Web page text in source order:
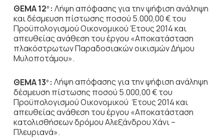
ΘΕΜΑ 12ο : Λήψη απόφασης για την ψήφιση ανάληψη
και δέσμευση πίστωσης ποσού 5.000,00 € του
Προϋπολογισμού Οικονομικού Έτους 2014 και
απευθείας ανάθεση του έργου «Αποκατάσταση
πλακόστρωτων Παραδοσιακών οικισμών Δήμου
Μυλοποτάμου».
ΘΕΜΑ 13ο : Λήψη απόφασης για την ψήφιση ανάληψη
δέσμευση πίστωσης ποσού 5.000,00 € του
Προϋπολογισμού Οικονομικού Έτους 2014 και
απευθείας ανάθεση του έργου «Αποκατάσταση
κατολισθήσεων δρόμου Αλεξάνδρου Χάνι –
Πλευριανά».